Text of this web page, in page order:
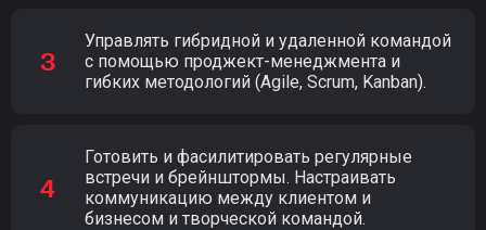
Управлять гибридной и удаленной командой
с помощью проджект-менеджмента и
гибких методологий (Agile, Scrum, Kanban).
Готовить и фасилитировать регулярные
встречи и брейнштормы. Настраивать
коммуникацию между клиентом и
бизнесом и творческой командой.